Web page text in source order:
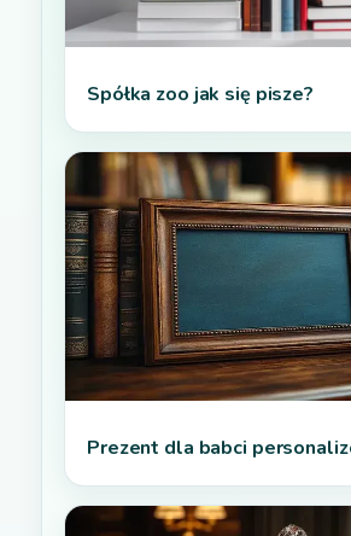
Spółka zoo jak się pisze?
Prezent dla babci